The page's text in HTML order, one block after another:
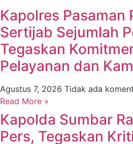
Kapolres Pasaman
Sertijab Sejumlah
Tegaskan
Pelayanan dan
Agustus 7, 2026 Tidak ada
Read More »
Kapolda Sumbar
Pers, Tegaskan